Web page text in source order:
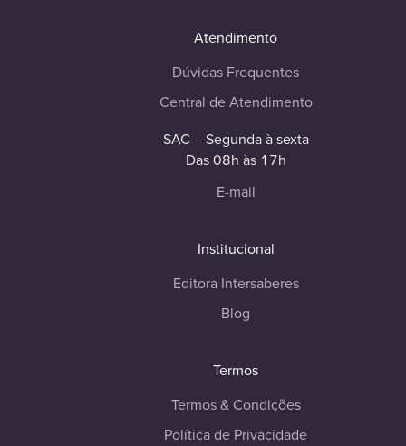
Atendimento
Dúvidas Frequentes
Central de Atendimento
SAC – Segunda à sexta
Das 08h às 17h
E-mail
Institucional
Editora Intersaberes
Blog
Termos
Termos & Condições
Política de Privacidade